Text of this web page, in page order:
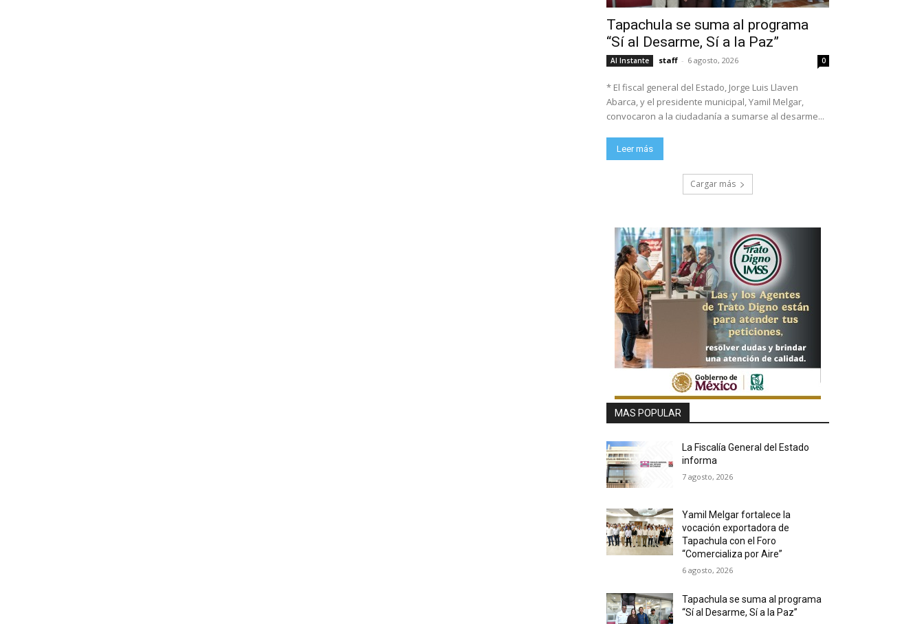
Tapachula se suma al programa
“Sí al Desarme, Sí a la Paz”
Al Instante staff - 6 agosto, 2026 0
* El fiscal general del Estado, Jorge Luis Llaven
Abarca, y el presidente municipal, Yamil Melgar,
convocaron a la ciudadanía a sumarse al desarme...
Leer más
Cargar más
MAS POPULAR
La Fiscalía General del Estado
informa
7 agosto, 2026
Yamil Melgar fortalece la
vocación exportadora de
Tapachula con el Foro
“Comercializa por Aire”
6 agosto, 2026
Tapachula se suma al programa
“Sí al Desarme, Sí a la Paz”